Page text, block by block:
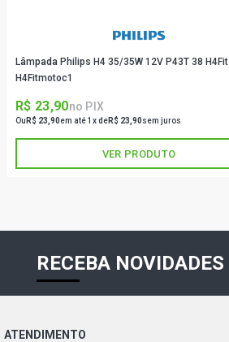
Lâmpada Philips H4 35/35W 12V P43T 38 H4Fit
H4Fitmotoc1
R$ 23,90no PIX
Ou R$ 23,90em até 1x deR$ 23,90sem juros
VER PRODUTO
RECEBA NOVIDADES
ATENDIMENTO